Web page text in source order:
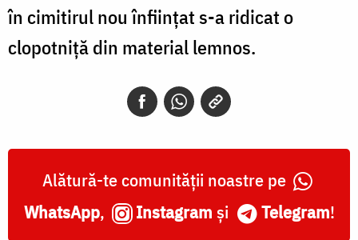
în cimitirul nou înființat s-a ridicat o
clopotniță din material lemnos.
Alătură-te comunității noastre pe
WhatsApp, Instagram și Telegram!